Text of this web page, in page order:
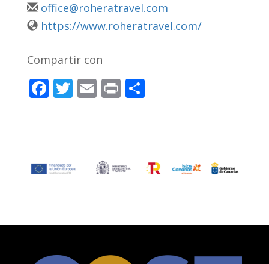
office@roheratravel.com
https://www.roheratravel.com/
Compartir con
F
o
T E PrC
ar